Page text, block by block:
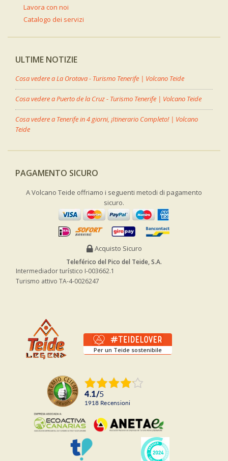
Lavora con noi
Catalogo dei servizi
ULTIME NOTIZIE
Cosa vedere a La Orotava - Turismo Tenerife | Volcano Teide
Cosa vedere a Puerto de la Cruz - Turismo Tenerife | Volcano Teide
Cosa vedere a Tenerife in 4 giorni, ¡Itinerario Completo! | Volcano
Teide
PAGAMENTO SICURO
A Volcano Teide offriamo i seguenti metodi di pagamento
sicuro.
Acquisto Sicuro
Teleférico del Pico del Teide, S.A.
Intermediador turístico I-003662.1
Turismo attivo TA-4-0026247
Per un Teide sostenibile
4.1/5
1918 recensioni